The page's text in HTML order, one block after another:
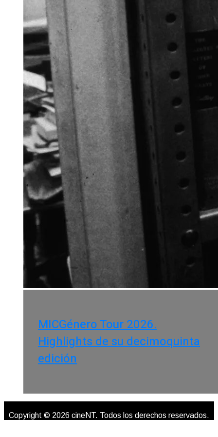
MICGénero Tour 2026.
Highlights de su decimoquinta
edición
Copyright © 2026 cineNT. Todos los derechos reservados.